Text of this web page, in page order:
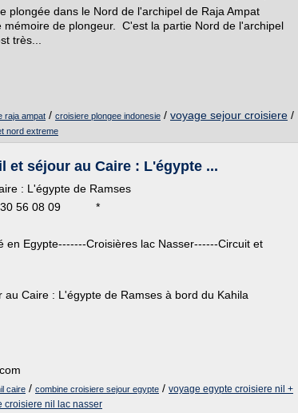
plongée dans le Nord de l'archipel de Raja Ampat
de plongeur. C'est la partie Nord de l'archipel
très...
raja ampat / croisiere plongee indonesie / voyage sejour croisiere /
nord extreme
et séjour au Caire : L'égypte ...
: L'égypte de Ramses
30 56 08 09 *
en Egypte-------Croisières lac Nasser------Circuit et
Caire : L'égypte de Ramses à bord du Kahila
caire / combine croisiere sejour egypte / voyage egypte croisiere nil +
croisiere nil lac nasser